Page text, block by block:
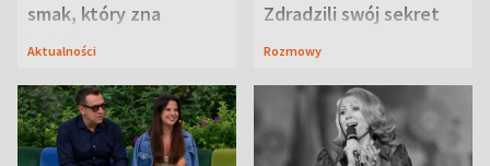
smak, który zna
Lubelszczyzna
Aktualności
Zdradzili swój sekret
Rozmowy